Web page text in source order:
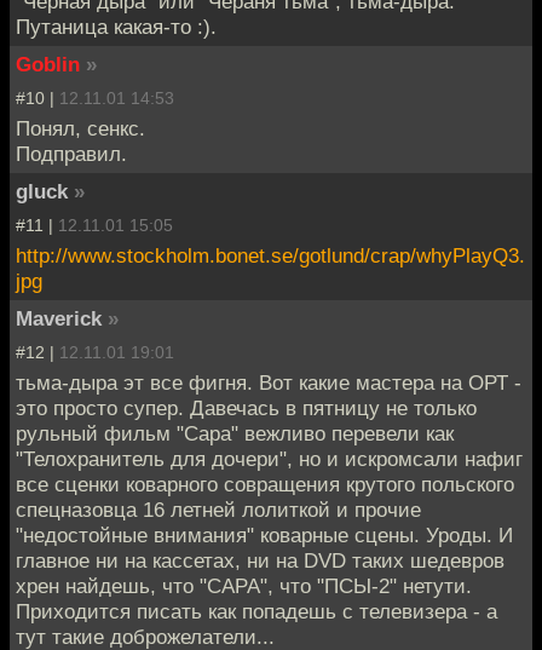
Путаница какая-то :).
Goblin »
#10 | 12.11.01 14:53
Понял, сенкс.
Подправил.
gluck »
#11 | 12.11.01 15:05
http://www.stockholm.bonet.se/gotlund/crap/whyPlayQ3.
jpg
Maverick »
#12 | 12.11.01 19:01
тьма-дыра эт все фигня. Вот какие мастера на ОРТ -
это просто супер. Давечась в пятницу не только
рульный фильм "Сара" вежливо перевели как
"Телохранитель для дочери", но и искромсали нафиг
все сценки коварного совращения крутого польского
спецназовца 16 летней лолиткой и прочие
"недостойные внимания" коварные сцены. Уроды. И
главное ни на кассетах, ни на DVD таких шедевров
хрен найдешь, что "САРА", что "ПСЫ-2" нетути.
Приходится писать как попадешь с телевизера - а
тут такие доброжелатели...